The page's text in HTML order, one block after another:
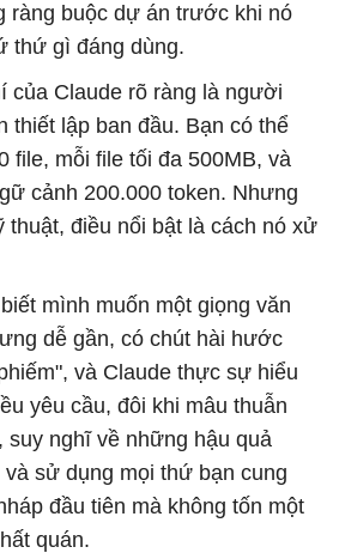
ràng buộc dự án trước khi nó
thứ gì đáng dùng.
của Claude rõ ràng là người
thiết lập ban đầu. Bạn có thể
file, mỗi file tối đa 500MB, và
cảnh 200.000 token. Nhưng
thuật, điều nổi bật là cách nó xử
mình muốn một giọng văn
dễ gần, có chút hài hước
và Claude thực sự hiểu
yêu cầu, đôi khi mâu thuẫn
suy nghĩ về những hậu quả
và sử dụng mọi thứ bạn cung
đầu tiên mà không tốn một
quán.